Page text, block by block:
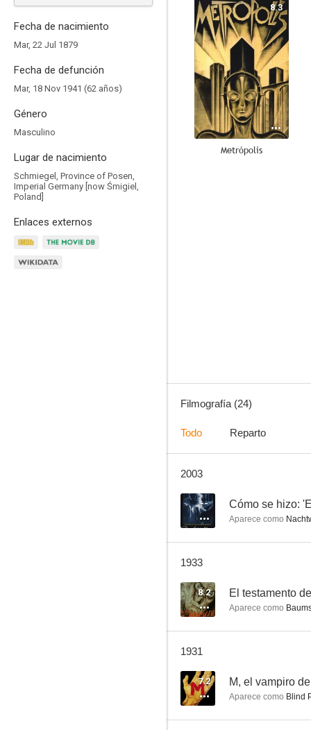
Fecha de nacimiento
Mar, 22 Jul 1879
Fecha de defunción
Mar, 18 Nov 1941 (62 años)
Género
Masculino
Lugar de nacimiento
Schmiegel, Province of Posen,
Imperial Germany [now Śmigiel,
Poland]
Enlaces externos
8.3
Metrópolis
--
Filmografía (24)
Todo Reparto
2003
-- Cómo se hizo:
Aparece como
1933
8.2 El testamento
Aparece como
1931
7.2 M, el vampiro
Aparece como Blind